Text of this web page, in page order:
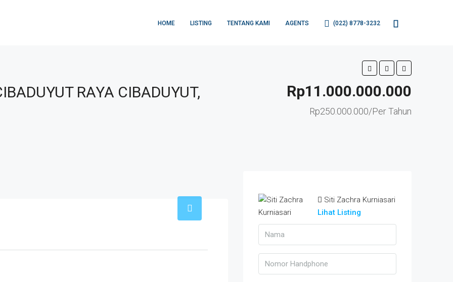
HOME LISTING TENTANG KAMI AGENTS (022) 8778-3232
RAYA CIBADUYUT,
Rp11.000.000.000
Rp250.000.000/Per Tahun
Siti Zachra Kurniasari
Lihat Listing